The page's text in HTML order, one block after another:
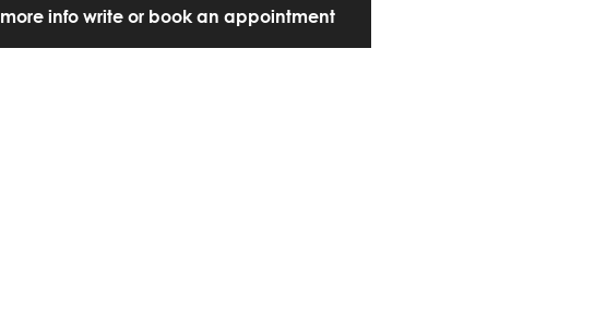
more info write or book an appointment